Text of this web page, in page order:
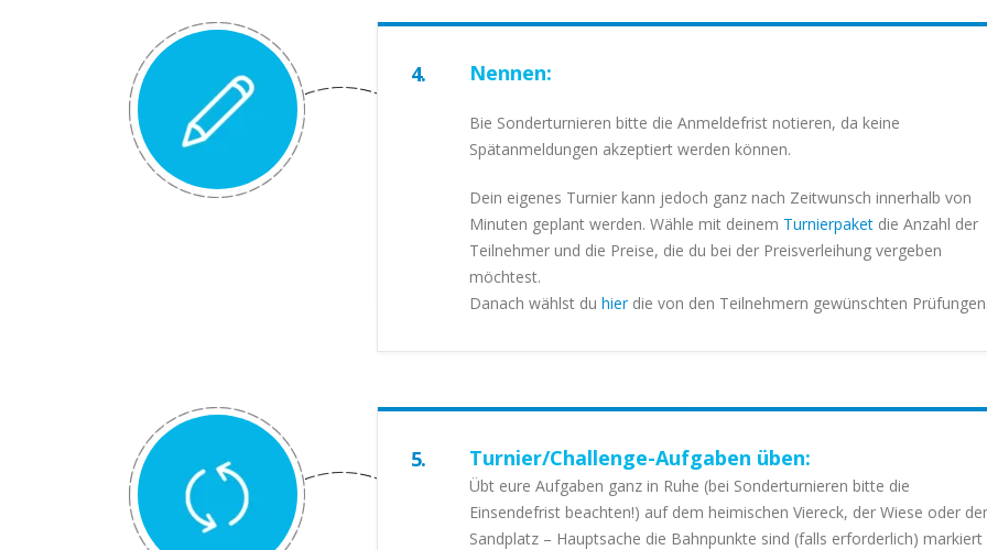
4. Nennen:
Bie Sonderturnieren bitte die Anmeldefrist notieren, da keine
Spätanmeldungen akzeptiert werden können.
Dein eigenes Turnier kann jedoch ganz nach Zeitwunsch innerhalb von
Minuten geplant werden. Wähle mit deinem Turnierpaket die Anzahl der
Teilnehmer und die Preise, die du bei der Preisverleihung vergeben
möchtest.
Danach wählst du hierdie von den Teilnehmern gewünschten
5. Turnier/Challenge-Aufgaben üben:
Übt eure Aufgaben ganz in Ruhe (bei Sonderturnieren bitte die
Einsendefrist beachten!) auf dem heimischen Viereck, der Wiese oder
Sandplatz – Hauptsache die Bahnpunkte sind (falls erforderlich) markiert